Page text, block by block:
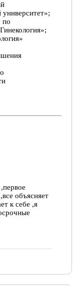
по
объясняет
к себе ,я